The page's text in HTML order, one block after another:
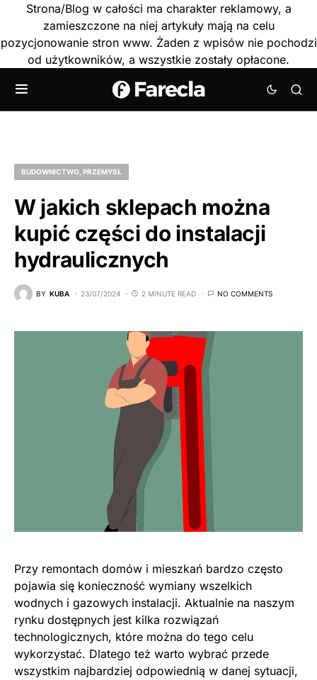
Strona/Blog w całości ma charakter reklamowy, a
zamieszczone na niej artykuły mają na celu
pozycjonowanie stron www. Żaden z wpisów nie pochodzi
od użytkowników, a wszystkie zostały opłacone.
BUDOWNICTWO, PRZEMYSŁ
W jakich sklepach można
kupić części do instalacji
hydraulicznych
BY KUBA 23/07/2024 2 MINUTE READ NO COMMENTS
Przy remontach domów i mieszkań bardzo często
pojawia się konieczność wymiany wszelkich
wodnych i gazowych instalacji. Aktualnie na naszym
rynku dostępnych jest kilka rozwiązań
technologicznych, które można do tego celu
wykorzystać. Dlatego też warto wybrać przede
wszystkim najbardziej odpowiednią w danej sytuacji,